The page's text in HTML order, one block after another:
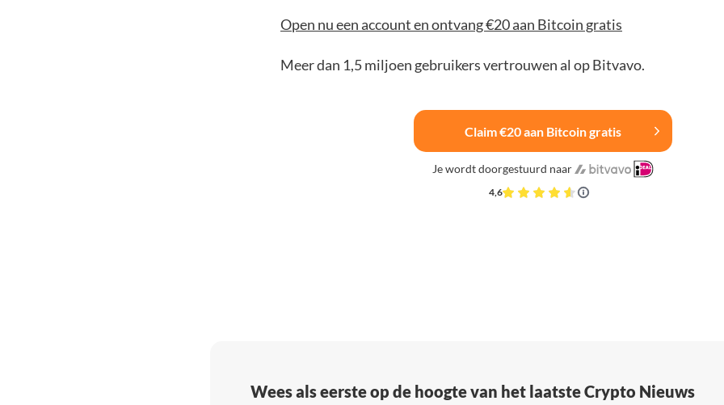
Open nu een account en ontvang €20 aan Bitcoin gratis
Meer dan 1,5 miljoen gebruikers vertrouwen al op Bitvavo.
Claim €20 aan Bitcoin gratis
Je wordt doorgestuurd naar
4,6
Wees als eerste op de hoogte van het laatste Crypto Nieuws